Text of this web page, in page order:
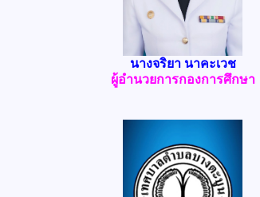
นางจริยา นาคะเวช
ผู้อำนวยการกองการศึกษา